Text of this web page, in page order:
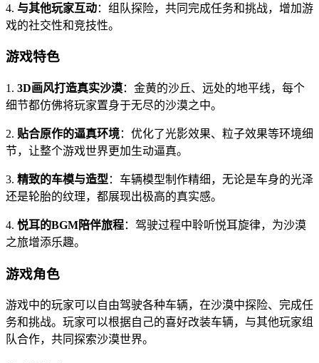
4. 与其他玩家互动：组队探险，共同完成任务和挑战，增加游
戏的社交性和竞技性。
游戏特色
1. 3D画风打造真实沙漠：金黄的沙丘、远处的地平线，每个
细节都仿佛将玩家置身于无尽的沙漠之中。
2. 贴合原作的逼真环境：优化了光影效果、粒子效果等环境细
节，让整个游戏世界更加生动逼真。
3. 精致的车模与造型 ：车辆模型制作精细，无论是车身的光泽
还是轮胎的纹理，都展现出极高的真实感。
4. 悦耳的BGM陪伴旅程：驾驶过程中聆听悦耳旋律，为沙漠
之旅增添乐趣。
游戏角色
游戏中的玩家可以自由驾驶各种车辆，在沙漠中探险、完成任
务和挑战。玩家可以根据自己的喜好改装车辆，与其他玩家组
队合作，共同探索沙漠世界。